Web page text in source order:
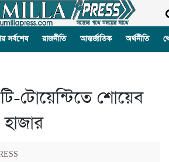
সর্বশেষ রাজনীতি আন্তর্জাতিক অর্থনীতি
টোয়েন্টিতে শোয়েব